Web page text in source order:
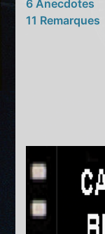
6 Anecdotes
11 Remarques